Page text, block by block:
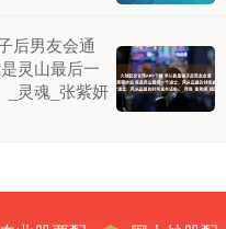
后男友会通
灵山最后一
_灵魂_张紫妍